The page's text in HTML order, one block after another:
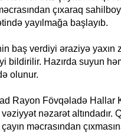
çıxaraq
yayılmağa başlayıb.
baş verdiyi əraziyə yaxın
bildirilir. Hazırda suyun
olunur.
Rayon Fövqəladə Hallar
nəzarət altındadır.
məcrasından